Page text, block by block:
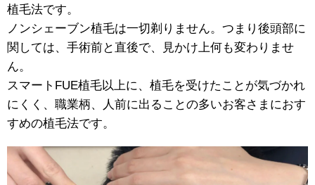
植毛法です。
ノンシェーブン植毛は一切剃りません。つまり後頭部に
関しては、手術前と直後で、見かけ上何も変わりませ
ん。
スマートFUE植毛以上に、植毛を受けたことが気づかれ
にくく、職業柄、人前に出ることの多いお客さまにおす
すめの植毛法です。